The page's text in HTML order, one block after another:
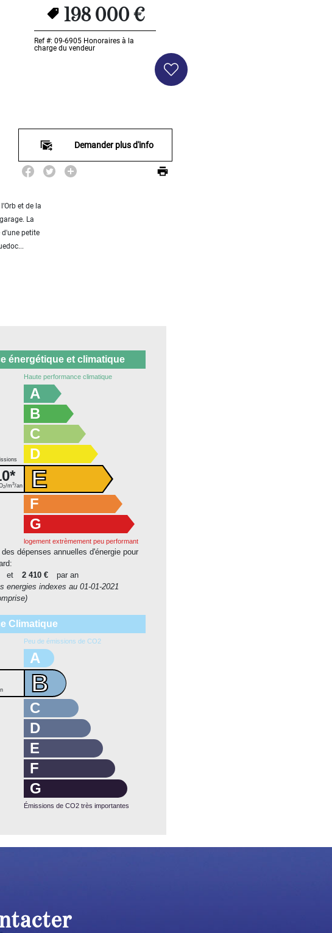
198 000 €
Ref #: 09-6905 Honoraires à la
charge du vendeur
Demander plus d'info
et de la
La
d'une petite
énergétique et climatique
Haute performance climatique
A
B
C
D
E
2/m3/an
F
G
logement extrèmement peu performant
dépenses annuelles d'énergie pour
et 2 410 €
par an
energies indexes au 01-01-2021
Climatique
Peu de émissions de CO2
A
B
C
D
E
F
G
Émissions de CO2 très importantes